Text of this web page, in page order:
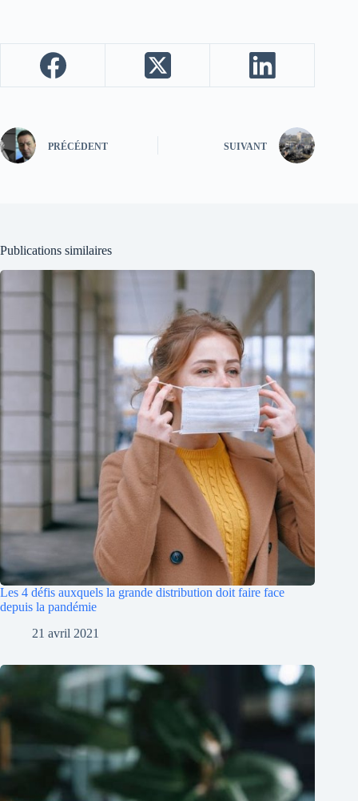
PRÉCÉDENT SUIVANT
Publications similaires
Les 4 défis auxquels la grande distribution doit faire face
depuis la pandémie
21 avril 2021